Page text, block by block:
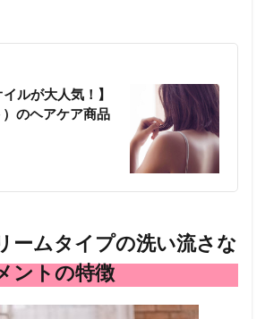
ルが大人気！】
のヘアケア商品
ームタイプの洗い流さな
ントの特徴